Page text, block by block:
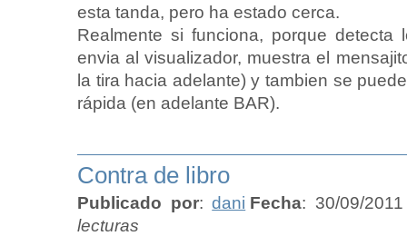
esta tanda, pero ha estado cerca.
Realmente si funciona, porque
envia al visualizador, muestra el
la tira hacia adelante) y tambien se
rápida (en adelante BAR).
Contra de libro
Publicado por:dani Fecha: 30/09/
lecturas